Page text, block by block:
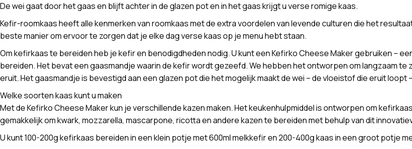
De wei gaat door het gaas en blijft achter in de glazen pot en in het gaas krijgt u verse romige kaas.
Kefir-roomkaas heeft alle kenmerken van roomkaas met de extra voordelen van levende culturen die het
beste manier om ervoor te zorgen dat je elke dag verse kaas op je menu hebt staan.
Om kefirkaas te bereiden heb je kefir en benodigdheden nodig. U kunt een Kefirko Cheese Maker gebruiken –
bereiden. Het bevat een gaasmandje waarin de kefir wordt gezeefd. We hebben het ontworpen om langzaam
eruit. Het gaasmandje is bevestigd aan een glazen pot die het mogelijk maakt de wei – de vloeistof die eruit loopt
Welke soorten kaas kunt u maken
Met de Kefirko Cheese Maker kun je verschillende kazen maken. Het keukenhulpmiddel is ontworpen om
gemakkelijk om kwark, mozzarella, mascarpone, ricotta en andere kazen te bereiden met behulp van dit
U kunt 100-200g kefirkaas bereiden in een klein potje met 600ml melkkefir en 200-400g kaas in een groot potje